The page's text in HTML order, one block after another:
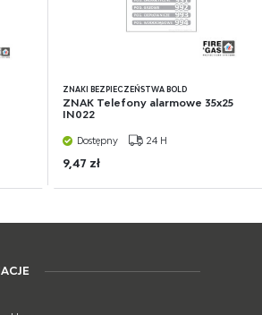
ZNAKI BEZPIECZEŃSTWA BOLD
ZNAK Telefony alarmowe 35x25
IN022
Dostępny 24 H
9,47 zł